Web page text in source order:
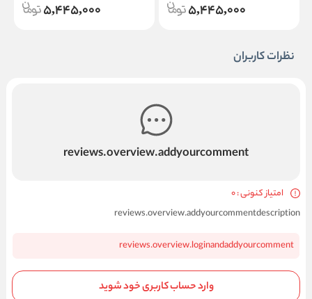
5,445,000
5,445,000
نظرات کاربران
reviews.overview.addyourcomment
امتیاز کنونی : 0
reviews.overview.addyourcommentdescription
reviews.overview.loginandaddyourcomment
وارد حساب کاربری خود شوید